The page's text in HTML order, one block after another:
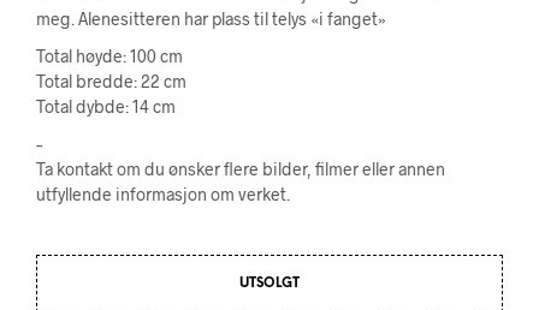
meg. Alenesitteren har plass til telys «i fanget»
Total høyde: 100 cm
Total bredde: 22 cm
Total dybde: 14 cm
–
Ta kontakt om du ønsker flere bilder, filmer eller annen
utfyllende informasjon om verket.
UTSOLGT